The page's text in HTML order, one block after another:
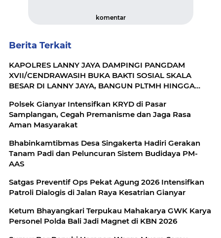
komentar
Berita Terkait
KAPOLRES LANNY JAYA DAMPINGI PANGDAM
XVII/CENDRAWASIH BUKA BAKTI SOSIAL SKALA
BESAR DI LANNY JAYA, BANGUN PLTMH HINGGA
Polsek Gianyar Intensifkan KRYD di Pasar
Samplangan, Cegah Premanisme dan Jaga Rasa
Aman Masyarakat
Bhabinkamtibmas Desa Singakerta Hadiri Gerakan
Tanam Padi dan Peluncuran Sistem Budidaya PM-
AAS
Satgas Preventif Ops Pekat Agung 2026 Intensifkan
Patroli Dialogis di Jalan Raya Kesatrian Gianyar
Ketum Bhayangkari Terpukau Mahakarya GWK Karya
Personel Polda Bali Jadi Magnet di KBN 2026